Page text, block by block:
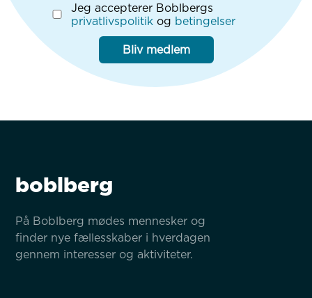
Jeg accepterer Boblbergs
privatlivspolitik og betingelser
Bliv medlem
boblberg
På Boblberg mødes mennesker og
finder nye fællesskaber i hverdagen
gennem interesser og aktiviteter.